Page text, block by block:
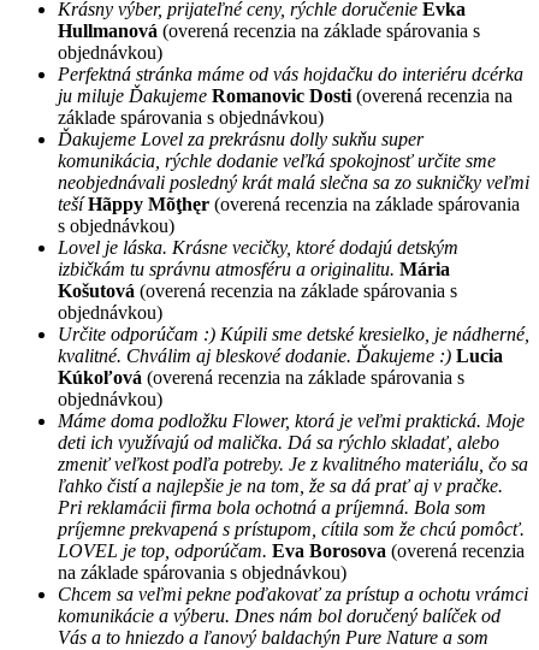
Krásny výber, prijateľné ceny, rýchle doručenie Evka
Hullmanová (overená recenzia na základe spárovania s
objednávkou)
Perfektná stránka máme od vás hojdačku do interiéru dcérka
ju miluje Ďakujeme Romanovic Dosti (overená recenzia na
základe spárovania s objednávkou)
Ďakujeme Lovel za prekrásnu dolly sukňu super
komunikácia, rýchle dodanie veľká spokojnosť určite sme
neobjednávali posledný krát malá slečna sa zo sukničky veľmi
tešíHãppy Mõţhęr (overená recenzia na základe spárovania
s objednávkou)
Lovel je láska. Krásne vecičky, ktoré dodajú detským
izbičkám tu správnu atmosféru a originalitu. Mária
Košutová (overená recenzia na základe spárovania s
objednávkou)
Určite odporúčam :) Kúpili sme detské kresielko, je nádherné,
kvalitné. Chválim aj bleskové dodanie. Ďakujeme :) Lucia
Kúkoľová (overená recenzia na základe spárovania s
objednávkou)
Máme doma podložku Flower, ktorá je veľmi praktická. Moje
deti ich využívajú od malička. Dá sa rýchlo skladať, alebo
zmeniť veľkost podľa potreby. Je z kvalitného materiálu, čo sa
ľahko čistí a najlepšie je na tom, že sa dá prať aj v pračke.
Pri reklamácii firma bola ochotná a príjemná. Bola som
príjemne prekvapená s prístupom, cítila som že chcú pomôcť.
LOVEL je top, odporúčam. Eva Borosova (overená recenzia
na základe spárovania s objednávkou)
Chcem sa veľmi pekne poďakovať za prístup a ochotu vrámci
komunikácie a výberu. Dnes nám bol doručený balíček od
Vás a to hniezdo a ľanový baldachýn Pure Nature a som